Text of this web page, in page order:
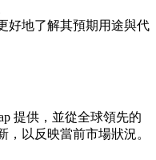
好地了解其預期用途與代
提供，並從全球領先的
以反映當前市場狀況。